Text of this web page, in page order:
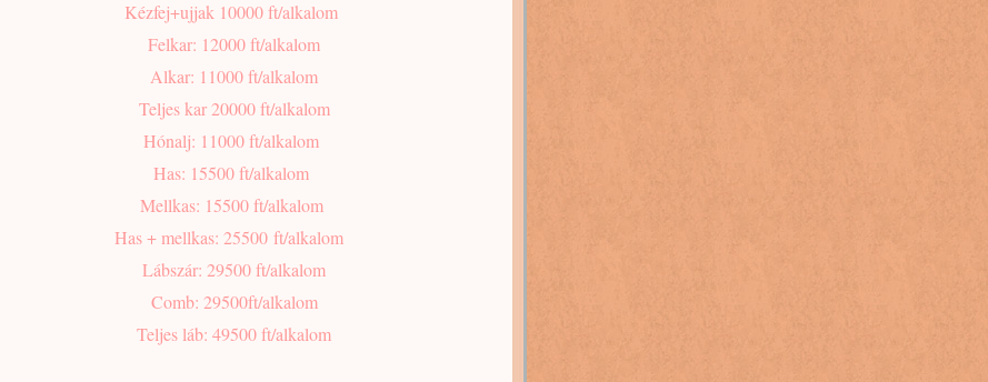
Kézfej+ujjak 10000 ft/alkalom
Felkar: 12000 ft/alkalom
Alkar: 11000 ft/alkalom
Teljes kar 20000 ft/alkalom
Hónalj: 11000 ft/alkalom
Has: 15500 ft/alkalom
Mellkas: 15500 ft/alkalom
Has + mellkas: 25500 ft/alkalom
Lábszár: 29500 ft/alkalom
Comb: 29500ft/alkalom
Teljes láb: 49500 ft/alkalom